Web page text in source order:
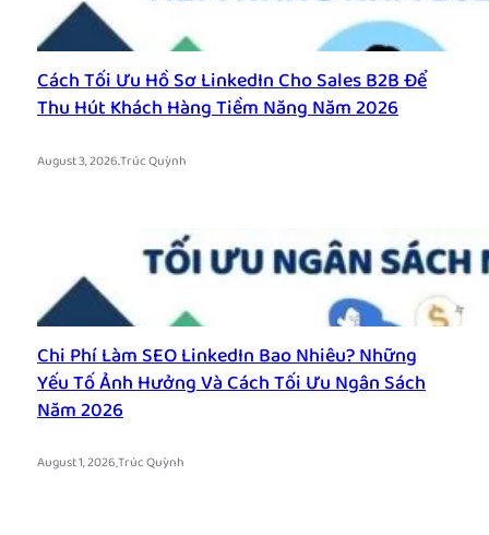
Cách Tối Ưu Hồ Sơ LinkedIn Cho Sales B2B Để
Thu Hút Khách Hàng Tiềm Năng Năm 2026
August 3, 2026.Trúc Quỳnh
Chi Phí Làm SEO LinkedIn Bao Nhiêu? Những
Yếu Tố Ảnh Hưởng Và Cách Tối Ưu Ngân Sách
Năm 2026
August 1, 2026.Trúc Quỳnh